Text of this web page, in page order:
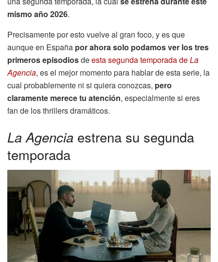
mismo año 2026.
Precisamente por esto vuelve al gran foco, y es que
aunque en España por ahora solo podamos ver los tres
primeros episodiosdeesta segunda temporada deLa
Agencia, es el mejor momento para hablar de esta serie, la
cual probablemente ni si quiera conozcas, pero
claramente merece tu atención, especialmente si eres
fan de los thrillers dramáticos.
La Agencia estrena su segunda
temporada